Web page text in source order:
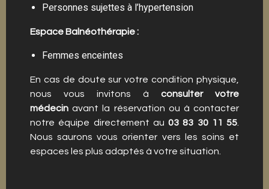
Personnes sujettes à l’hypertension
Espace Balnéothérapie :
Femmes enceintes
En cas de doute sur votre condition physique,
nous vous invitons à consulter votre
médecin avant la réservation ou à contacter
notre équipe directement au 03 83 30 11 55
Nous saurons vous orienter vers les soins et
espaces les plus adaptés à votre situation.